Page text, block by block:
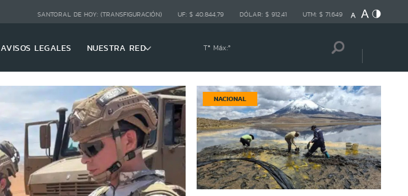
SANTORAL DE HOY: (TRANSFIGURACIÓN) UF: $ 40.844,79 DÓLAR: $ 912,41 UTM: $ 71.649
AVISOS LEGALES NUESTRA RED Tª Máx:º
NACIONAL